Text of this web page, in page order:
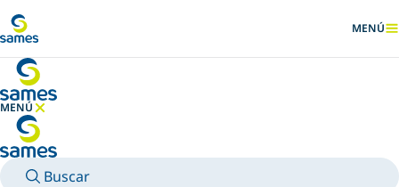
MENÚ
MENÚ
OCULTAR MENÚ
Buscar